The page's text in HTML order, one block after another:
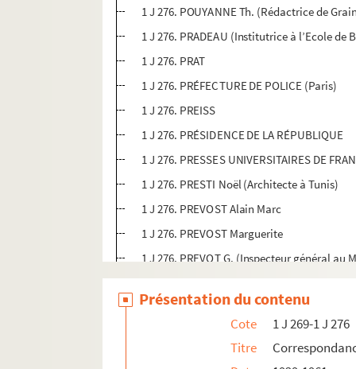
1 J 276. POUYANNE Th. (Rédactrice de
1 J 276. PRADEAU (Institutrice à l’Ecole de
1 J 276. PRAT
1 J 276. PRÉFECTURE DE POLICE (Paris)
1 J 276. PREISS
1 J 276. PRÉSIDENCE DE LA RÉPUBLIQUE
1 J 276. PRESSES UNIVERSITAIRES DE
1 J 276. PRESTI Noël (Architecte à Tunis)
1 J 276. PREVOST Alain Marc
1 J 276. PREVOST Marguerite
1 J 276. PREVOT G. (Inspecteur général
1 J 276. PREVOUX Blandine de
1 J 276. PRIEUR (Directrice d'école
1 J 276. PRINET Jean (Institut Britannique
Présentation du contenu
Cote
1 J 269-1 J 276
Titre